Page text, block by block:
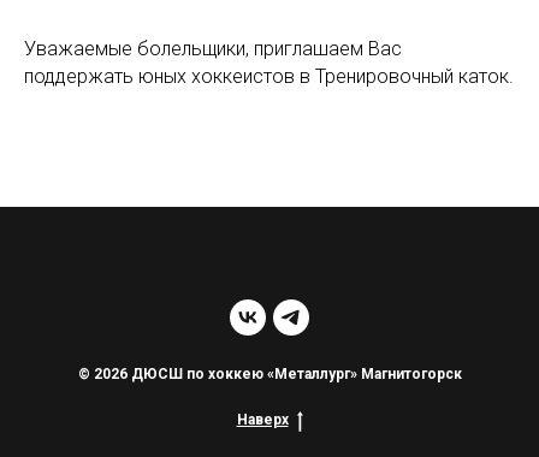
Уважаемые болельщики, приглашаем Вас
поддержать юных хоккеистов в Тренировочный каток.
© 2026 ДЮСШ по хоккею «Металлург» Магнитогорск
Наверх